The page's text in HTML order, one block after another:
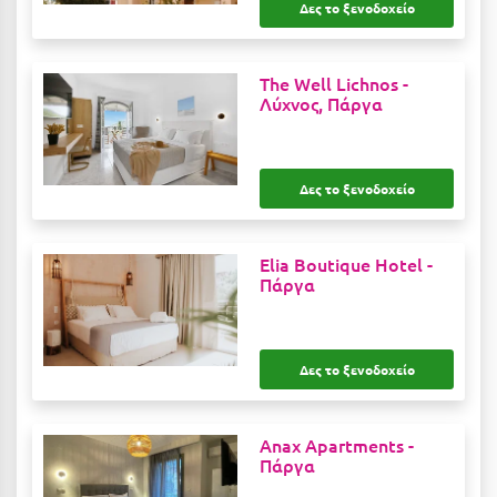
Καβάλα
Καλάβρυτα
Καλαμπάκα
Κάλυμνος
Καρδαμύλη
Δες το ξενοδοχείο
The Well Lichnos -
Λύχνος, Πάργα
Δες το ξενοδοχείο
Elia Boutique Hotel -
Πάργα
Δες το ξενοδοχείο
Anax Apartments -
Πάργα